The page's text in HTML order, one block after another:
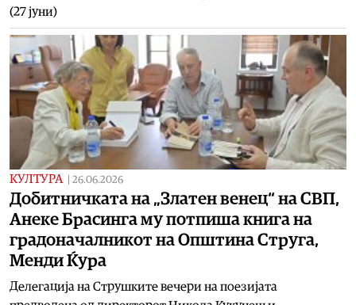
(27 јуни)
КУЛТУРА 26.06.2026
Добитничката на „Златен венец“ на СВП,
Анеке Брасинга му потпиша книга на
градоначалникот на Општина Струга,
Менди Ќура
Делегација на Струшките вечери на поезијата